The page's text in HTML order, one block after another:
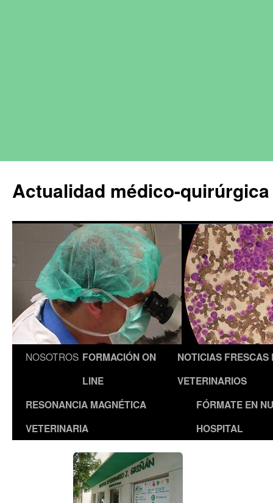
Actualidad médico-
NOSOTROS FORMACIÓN ON
LINE
NOTICIAS FRESCAS
VETERINARIOS
RESONANCIA MAGNÉTICA
VETERINARIA
FÓRMATE EN
HOSPITAL